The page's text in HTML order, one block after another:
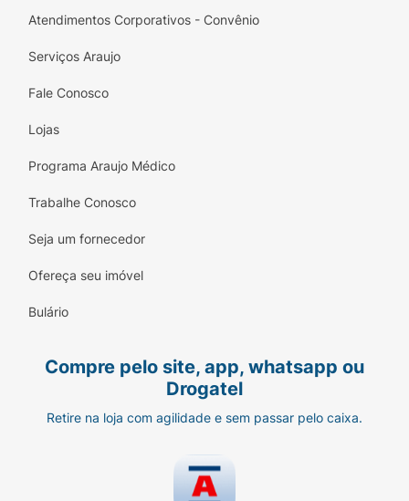
danos, além de desembaraçar e alinhar a fibra
capilar, deixando os fios leves e sedosos. É
um produto
para todo o seu cronograma capilar.
Ação Instantânea:
e alinhamento dos fios danificados.
Cuidado Frutal:
Vegano: Fórmula ética e livre de
ingredientes de origem animal.
Atendimentos Corporativos - Convênio
Serviços Araujo
Fale Conosco
Lojas
Programa Araujo Médico
Trabalhe Conosco
Seja um fornecedor
Ofereça seu imóvel
Bulário
Compre pelo site, app, whatsapp ou
Drogatel
Retire na loja com agilidade e sem passar pelo caixa.